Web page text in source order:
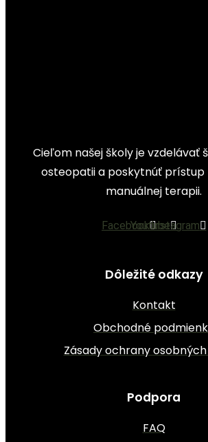
Cieľom našej školy je vzdelávať
osteopatii a poskytnúť prístup
manuálnej terapii.
FacebookYoutubeInstagram
Dôležité odkazy
Kontakt
Obchodné
Zásady ochrany
Podpora
FAQ